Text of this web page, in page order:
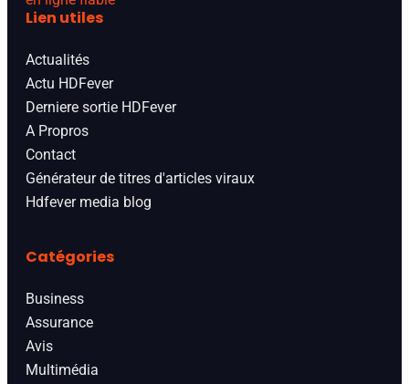
Lien utiles
Actualités
Actu HDFever
Derniere sortie HDFever
A Propros
Contact
Générateur de titres d'articles viraux
Hdfever media blog
Catégories
Business
Assurance
Avis
Multimédia